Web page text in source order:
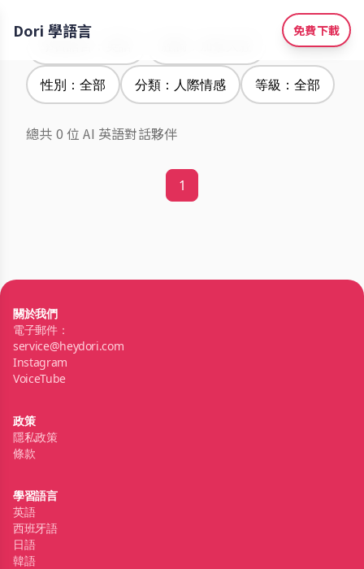
Dori 學語言 免費下載
性別：全部 分類：人際情感 等級：全部
總共 0 位 AI 英語對話夥伴
1
關於我們
電子郵件：
service@heydori.com
Instagram
VoiceTube
政策
隱私政策
條款
學習語言
英語
西班牙語
日語
韓語